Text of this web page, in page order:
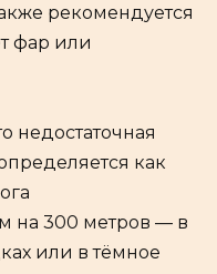
рекомендуется
фар или
недостаточная
как
на 300 метров — в
или в тёмное